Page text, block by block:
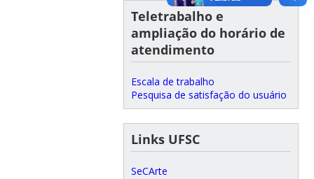
Teletrabalho e
ampliação do horário de
atendimento
Escala de trabalho
Pesquisa de satisfação do usuário
Links UFSC
SeCArte